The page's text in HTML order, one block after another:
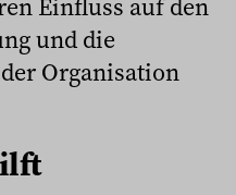
und die
Organisation